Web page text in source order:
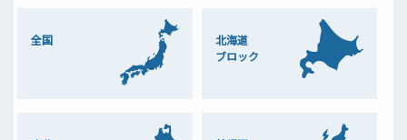
全国
北海道
ブロック